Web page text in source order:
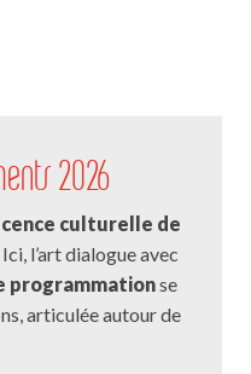
2026
culturelle de
Ici, l’art dialogue avec
programmationse
articulée autour de